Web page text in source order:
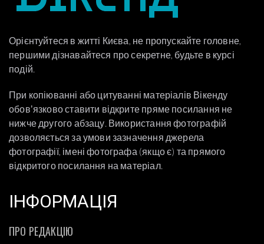
Орієнтуйтеся в житті Києва, не пропускайте головне,
першими дізнавайтеся про секретне, будьте в курсі
подій.
При копіюванні або цитуванні матеріалів Вікенду
обовʼязково ставити відкрите пряме посилання не
нижче другого абзацу. Використання фотографій
дозволяється за умови зазначення джерела
фотографії, імені фотографа (якщо є) та прямого
відкритого посилання на матеріал.
ІНФОРМАЦІЯ
ПРО РЕДАКЦІЮ